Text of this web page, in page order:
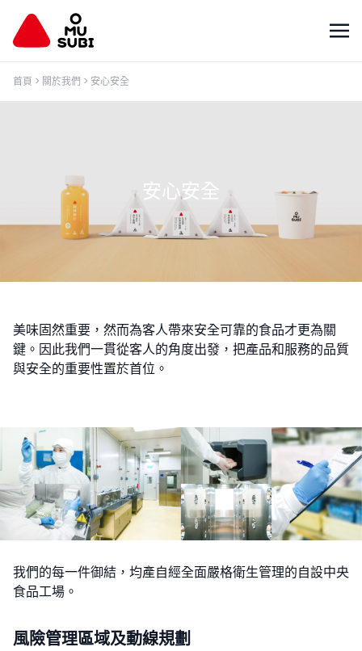
首頁 > 關於我們 > 安心安全
安心安全
美味固然重要，然而為客人帶來安全可靠的食品才更為關
鍵。因此我們一貫從客人的角度出發，把產品和服務的品質
與安全的重要性置於首位。
我們的每一件御結，均產自經全面嚴格衛生管理的自設中央
食品工場。
風險管理區域及動線規劃